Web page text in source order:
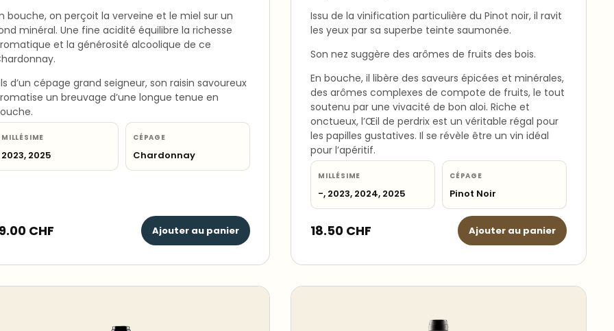
bouche, on perçoit la verveine et le miel sur un
minéral. Une fine acidité équilibre la richesse
et la générosité alcoolique de ce
d’un cépage grand seigneur, son raisin savoureux
un breuvage d’une longue tenue en
MILLÉSIME
2023, 2025
CÉPAGE
Chardonnay
CHF Ajouter au panier
Issu de la vinification particulière du Pinot noir, il ravit
les yeux par sa superbe teinte saumonée.
Son nez suggère des arômes de fruits des bois.
En bouche, il libère des saveurs épicées et minérales,
des arômes complexes de compote de fruits, le tout
soutenu par une vivacité de bon aloi. Riche et
onctueux, l’Œil de perdrix est un véritable régal pour
les papilles gustatives. Il se révèle être un vin idéal
pour l’apéritif.
MILLÉSIME
-, 2023, 2024, 2025
CÉPAGE
Pinot Noir
18.50 CHF Ajouter au panier